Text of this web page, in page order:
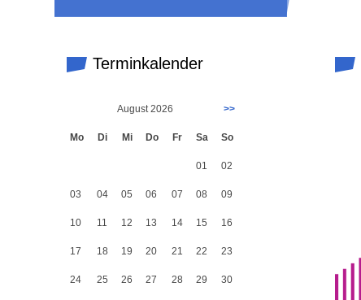
Terminkalender
August 2026 >>
Mo Di Mi Do Fr Sa So
01 02
03 04 05 06 07 08 09
10 11 12 13 14 15 16
17 18 19 20 21 22 23
24 25 26 27 28 29 30